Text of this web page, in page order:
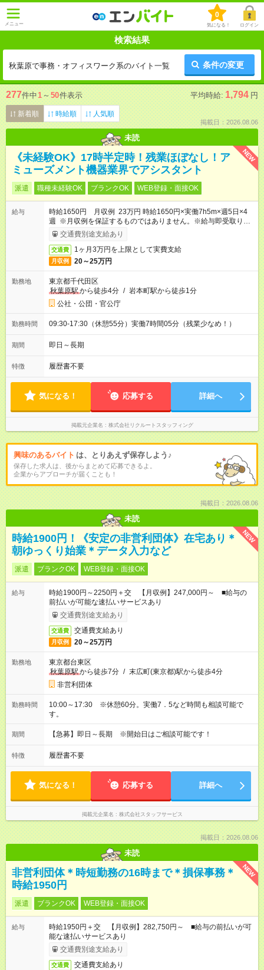
メニュー
0
気になる！ ログイン
検索結果
秋葉原で事務・オフィスワーク系のバイト一覧 条件の変更
277件中1 ～ 50件表示 平均時給: 1,794 円
新着順 時給順 人気順
掲載日：2026.08.06
未読
NEW
《未経験OK》17時半定時！残業ほぼなし！ア
ミューズメント機器業界でアシスタント
派遣 職種未経験OK ブランクOK WEB登録・面接OK
給与
時給1650円 月収例 23万円 時給1650円×実働7h5m×週5日×4
週 ※月収例を保証するものではありません。※給与即受取りサ
ービス利用可（利用条件有）
交通費別途支給あり
交通費 1ヶ月3万円を上限として実費支給
月収例 20～25万円
勤務地
東京都千代田区
秋葉原駅から徒歩4分 / 岩本町駅から徒歩1分
公社・公団・官公庁
勤務時間 09:30-17:30（休憩55分）実働7時間05分（残業少なめ！）
期間 即日～長期
特徴 履歴書不要
気になる！ 応募する 詳細へ
掲載元企業名 株式会社リクルートスタッフィング
興味のあるバイト は、とりあえず保存しよう♪
保存した求人は、後からまとめて応募できるよ。
企業からアプローチが届くことも！
掲載日：2026.08.06
未読
NEW
時給1900円！《安定の非営利団体》在宅あり＊
朝ゆっくり始業＊データ入力など
派遣 ブランクOK WEB登録・面接OK
給与
時給1900円～2250円＋交 【月収例】247,000円～ ■給与の
前払いが可能な速払いサービスあり
交通費別途支給あり
交通費 交通費支給あり
月収例 20～25万円
勤務地
東京都台東区
秋葉原駅から徒歩7分 / 末広町(東京都)駅から徒歩4分
非営利団体
勤務時間
10:00～17:30 ※休憩60分。実働7．5など時間も相談可能で
す。
期間 【急募】即日～長期 ※開始日はご相談可能です！
特徴 履歴書不要
気になる！ 応募する 詳細へ
掲載元企業名 株式会社スタッフサービス
掲載日：2026.08.06
未読
NEW
非営利団体＊時短勤務の16時まで＊損保事務＊
時給1950円
派遣 ブランクOK WEB登録・面接OK
給与
時給1950円＋交 【月収例】282,750円～ ■給与の前払いが可
能な速払いサービスあり
交通費別途支給あり
交通費 交通費支給あり